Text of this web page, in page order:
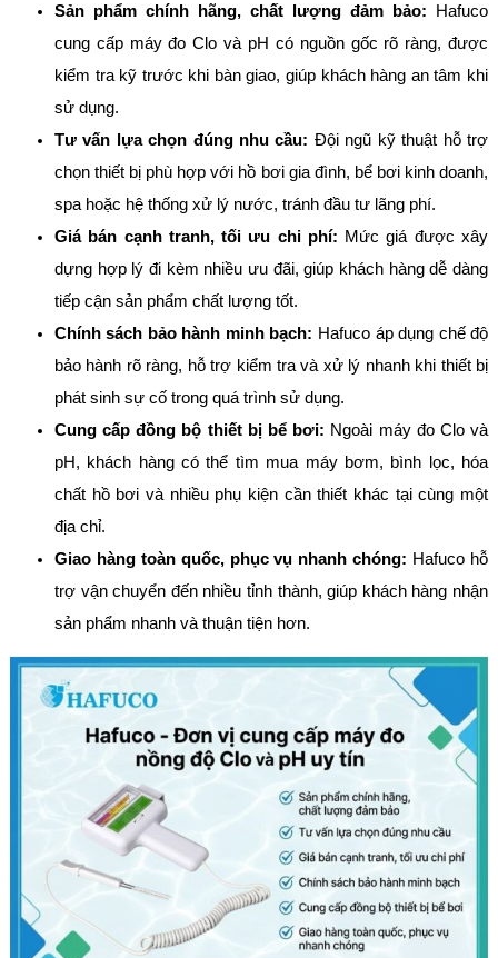
Sản phẩm chính hãng, chất lượng đảm bảo: Hafuco
cung cấp máy đo Clo và pH có nguồn gốc rõ ràng, được
kiểm tra kỹ trước khi bàn giao, giúp khách hàng an tâm khi
sử dụng.
Tư vấn lựa chọn đúng nhu cầu: Đội ngũ kỹ thuật hỗ trợ
chọn thiết bị phù hợp với hồ bơi gia đình, bể bơi kinh doanh,
spa hoặc hệ thống xử lý nước, tránh đầu tư lãng phí.
Giá bán cạnh tranh, tối ưu chi phí: Mức giá được xây
dựng hợp lý đi kèm nhiều ưu đãi, giúp khách hàng dễ dàng
tiếp cận sản phẩm chất lượng tốt.
Chính sách bảo hành minh bạch: Hafuco áp dụng chế độ
bảo hành rõ ràng, hỗ trợ kiểm tra và xử lý nhanh khi thiết bị
phát sinh sự cố trong quá trình sử dụng.
Cung cấp đồng bộ thiết bị bể bơi: Ngoài máy đo Clo và
pH, khách hàng có thể tìm mua máy bơm, bình lọc, hóa
chất hồ bơi và nhiều phụ kiện cần thiết khác tại cùng một
địa chỉ.
Giao hàng toàn quốc, phục vụ nhanh chóng: Hafuco hỗ
trợ vận chuyển đến nhiều tỉnh thành, giúp khách hàng nhận
sản phẩm nhanh và thuận tiện hơn.